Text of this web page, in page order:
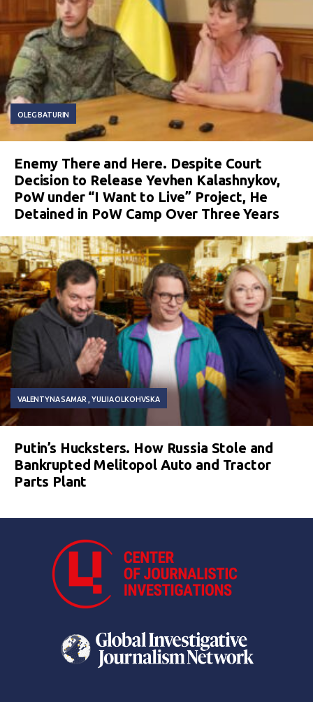
OLEG BATURIN
Enemy There and Here. Despite Court
Decision to Release Yevhen Kalashnykov,
PoW under “I Want to Live” Project, He
Detained in PoW Camp Over Three Years
VALENTYNA SAMAR YULIIA OLKOHVSKA
Putin’s Hucksters. How Russia Stole and
Bankrupted Melitopol Auto and Tractor
Parts Plant